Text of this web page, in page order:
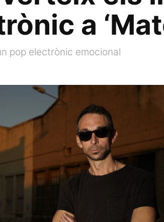
Fila
a
pop electrònic emocional